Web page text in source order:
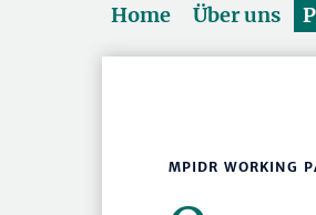
Home Über uns
MPIDR WORKING